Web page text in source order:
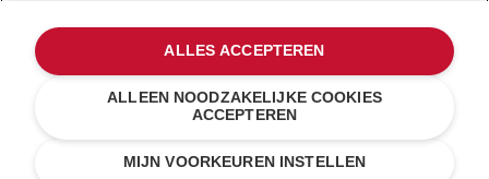
© KitchenAid 2026 - Alle rechten voorbehouden.
KitchenAid en het design van de mixer zijn handelsmerken
in de Verenigde Staten en andere landen.
Mijn cookies beheren Privacyverklaring
MIJN VOORKEUREN INSTELLEN
ALLEEN NOODZAKELIJKE COOKIES
ACCEPTEREN
ALLES ACCEPTEREN